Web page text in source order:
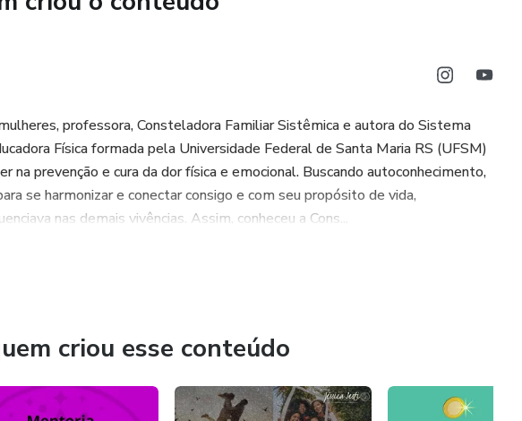
3 (Criação: Materialização do SER)
4 (Protagonismo: Potencializando equilíbrio)
na prática
de Memórias: O corpo como instrumento
professora, Consteladora Familiar Sistêmica e autora do Sistema
Física formada pela Universidade Federal de Santa Maria RS (UFSM)
na prevenção e cura da dor física e emocional. Buscando autoconhecimento,
se harmonizar e conectar consigo e com seu propósito de vida,
nas demais vivências. Assim, conheceu a Cons...
criou esse conteúdo